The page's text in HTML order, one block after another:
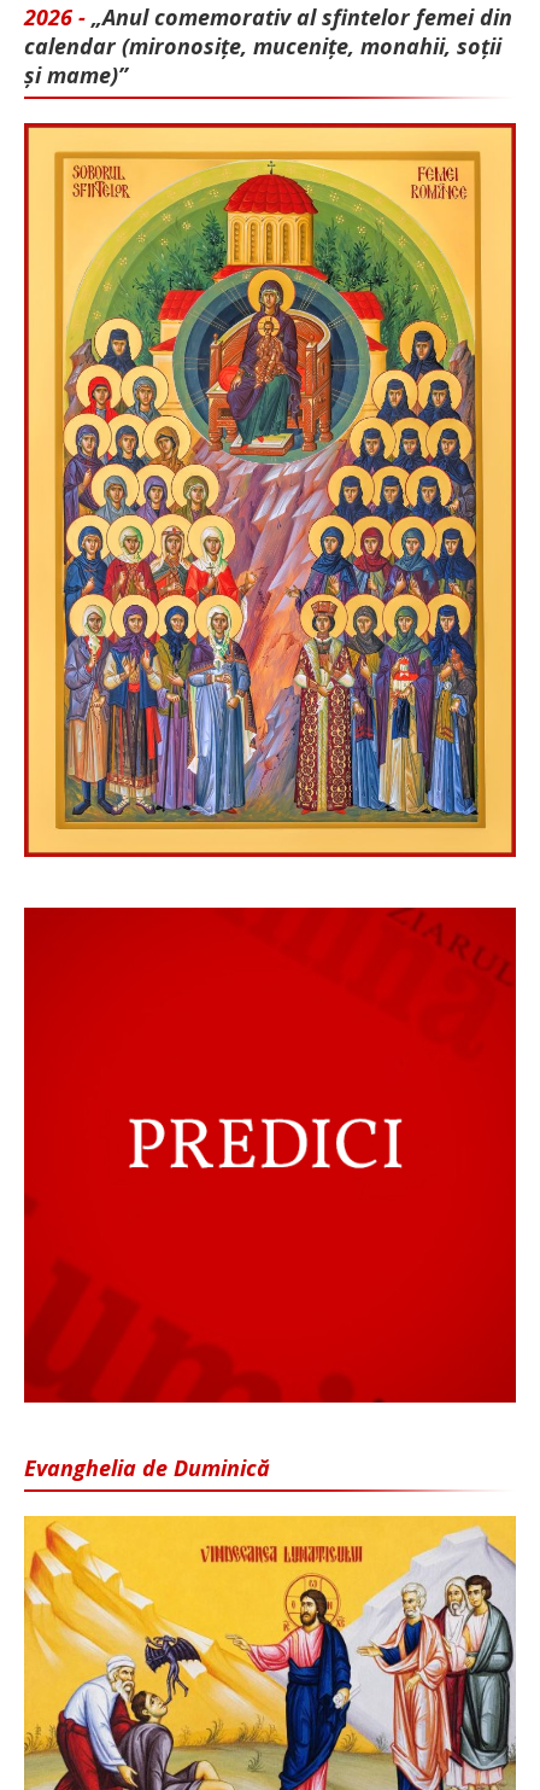
2026 - „Anul comemorativ al sfintelor femei din
calendar (mironosițe, mu­cenițe, monahii, soții
și mame)”
Evanghelia de Duminică